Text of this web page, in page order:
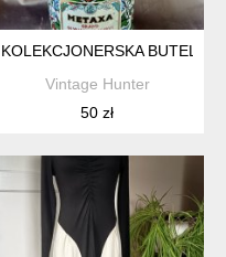
KOLEKCJONERSKA BUTELKA
Vintage Hunter
50 zł